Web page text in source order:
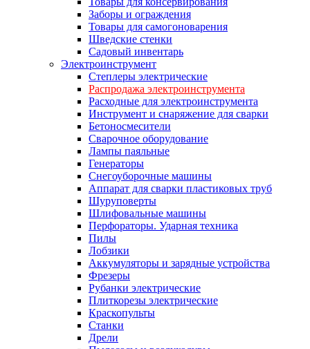
Заборы и ограждения
Товары для самогоноварения
Шведские стенки
Садовый инвентарь
Электроинструмент
Степлеры электрические
Распродажа электроинструмента
Расходные для электроинструмента
Инструмент и снаряжение для сварки
Бетоносмесители
Сварочное оборудование
Лампы паяльные
Генераторы
Снегоуборочные машины
Аппарат для сварки пластиковых труб
Шуруповерты
Шлифовальные машины
Перфораторы. Ударная техника
Пилы
Лобзики
Аккумуляторы и зарядные устройства
Фрезеры
Рубанки электрические
Плиткорезы электрические
Краскопульты
Станки
Дрели